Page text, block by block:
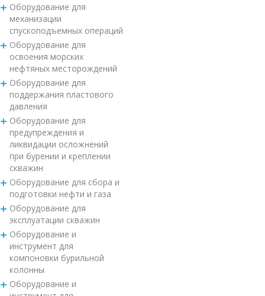
Оборудование для
механизации
спускоподъемных операций
Оборудование для
освоения морских
нефтяных месторождений
Оборудование для
поддержания пластового
давления
Оборудование для
предупреждения и
ликвидации осложнений
при бурении и креплении
скважин
Оборудование для сбора и
подготовки нефти и газа
Оборудование для
эксплуатации скважин
Оборудование и
инструмент для
компоновки бурильной
колонны
Оборудование и